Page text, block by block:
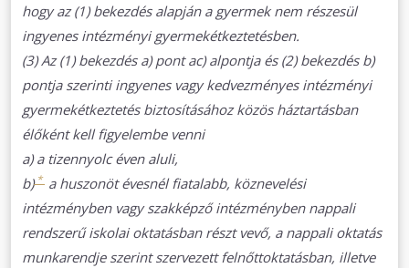
hogy az (1) bekezdés alapján a gyermek nem részesül
ingyenes intézményi gyermekétkeztetésben.
(3) Az (1) bekezdés a) pont ac) alpontja és (2) bekezdés b)
pontja szerinti ingyenes vagy kedvezményes intézményi
gyermekétkeztetés biztosításához közös háztartásban
élőként kell figyelembe venni
a) a tizennyolc éven aluli,
b)* a huszonöt évesnél fiatalabb, köznevelési
intézményben vagy szakképző intézményben nappali
rendszerű iskolai oktatásban részt vevő, a nappali oktatás
munkarendje szerint szervezett felnőttoktatásban, illetve